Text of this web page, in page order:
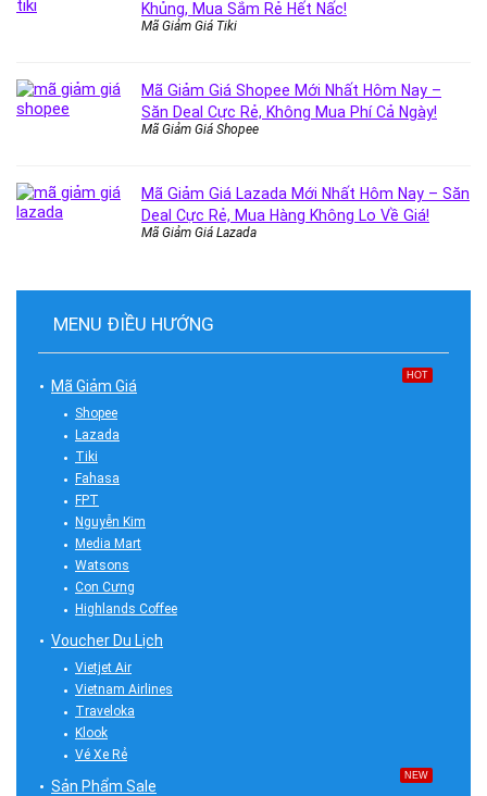
Khủng, Mua Sắm Rẻ Hết Nấc!
Mã Giảm Giá Tiki
Mã Giảm Giá Shopee Mới Nhất Hôm Nay –
Săn Deal Cực Rẻ, Không Mua Phí Cả Ngày!
Mã Giảm Giá Shopee
Mã Giảm Giá Lazada Mới Nhất Hôm Nay – Săn
Deal Cực Rẻ, Mua Hàng Không Lo Về Giá!
Mã Giảm Giá Lazada
MENU ĐIỀU HƯỚNG
Mã Giảm Giá
HOT
Shopee
Lazada
Tiki
Fahasa
FPT
Nguyễn Kim
Media Mart
Watsons
Con Cưng
Highlands Coffee
Voucher Du Lịch
Vietjet Air
Vietnam Airlines
Traveloka
Klook
Vé Xe Rẻ
Sản Phẩm Sale
NEW